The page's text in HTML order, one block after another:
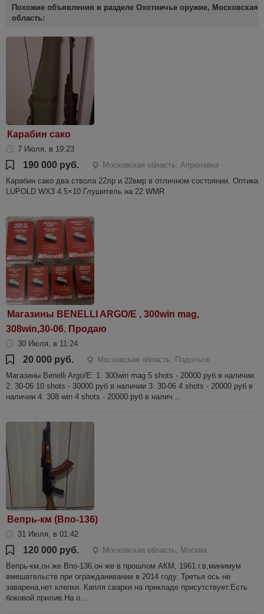
Похожие объявления в разделе Охотничье оружие, Московская
область:
Карабин сако
7 Июля, в 19:23
190 000 руб.
Московская область, Апрелевка
Карабин сако два ствола 22лр и 22вмр в отличном состоянии. Оптика
LUPOLD WX3 4.5×10.Глушитель на 22 WMR
Магазины BENELLI ARGO/E , 300win mag,
308win,30-06. Продаю
30 Июля, в 11:24
20 000 руб.
Московская область, Подольск
Магазины Benelli Argo/E: 1. 300win mag 5 shots - 20000 руб в наличии
2. 30-06 10 shots - 30000 руб в наличии 3. 30-06 4 shots - 20000 руб в
наличии 4. 308 win 4 shots - 20000 руб в налич...
Вепрь-км (Впо-136)
31 Июля, в 01:42
120 000 руб.
Московская область, Москва
Вепрь-км,он же Впо-136,он же в прошлом АКМ, 1961 г.в,минимум
вмешательств при огражданивании в 2014 году. Третья ось не
заварена,нет клепки. Капля сварки на прикладе присутствует.Есть
боковой прилив.На о...